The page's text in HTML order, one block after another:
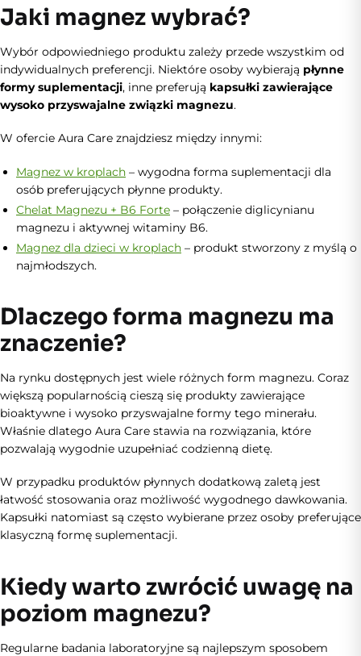
Jaki magnez wybrać?
Wybór odpowiedniego produktu zależy przede wszystkim od
indywidualnych preferencji. Niektóre osoby wybierają płynne
formy suplementacji, inne preferują kapsułki zawierające
wysoko przyswajalne związki magnezu.
W ofercie Aura Care znajdziesz między innymi:
Magnez w kroplach – wygodna forma suplementacji dla
osób preferujących płynne produkty.
Chelat Magnezu + B6 Forte – połączenie diglicynianu
magnezu i aktywnej witaminy B6.
Magnez dla dzieci w kroplach – produkt stworzony z myślą o
najmłodszych.
Dlaczego forma magnezu ma
znaczenie?
Na rynku dostępnych jest wiele różnych form magnezu. Coraz
większą popularnością cieszą się produkty zawierające
bioaktywne i wysoko przyswajalne formy tego minerału.
Właśnie dlatego Aura Care stawia na rozwiązania, które
pozwalają wygodnie uzupełniać codzienną dietę.
W przypadku produktów płynnych dodatkową zaletą jest
łatwość stosowania oraz możliwość wygodnego dawkowania.
Kapsułki natomiast są często wybierane przez osoby preferujące
klasyczną formę suplementacji.
Kiedy warto zwrócić uwagę na
poziom magnezu?
Regularne badania laboratoryjne są najlepszym sposobem